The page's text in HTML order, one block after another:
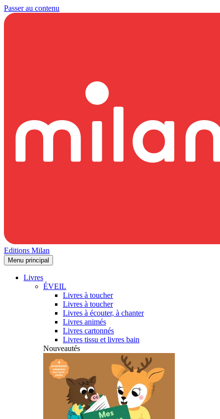
Passer au contenu
Editions Milan
Menu principal
Livres
ÉVEIL
Livres à toucher
Livres à toucher
Livres à écouter, à chanter
Livres animés
Livres cartonnés
Livres tissu et livres bain
Nouveautés